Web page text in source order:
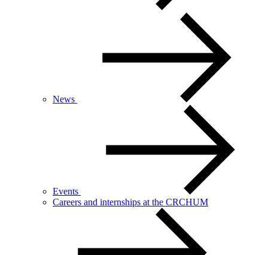
News
Events
Careers and internships at the CRCHUM